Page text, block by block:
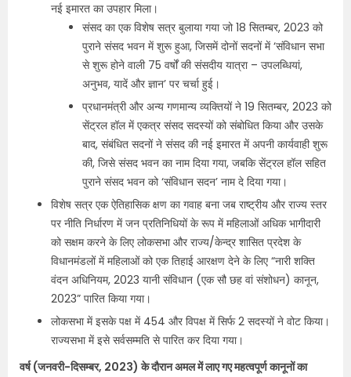
नई इमारत का उपहार मिला।
संसद का एक विशेष सत्र बुलाया गया जो 18 सितम्बर, 2023 को
पुराने संसद भवन में शुरू हुआ, जिसमें दोनों सदनों में ‘संविधान सभा
से शुरू होने वाली 75 वर्षों की संसदीय यात्रा – उपलब्धियां,
अनुभव, यादें और ज्ञान’ पर चर्चा हुई।
प्रधानमंत्री और अन्य गणमान्य व्यक्तियों ने 19 सितम्बर, 2023 को
सेंट्रल हॉल में एकत्र संसद सदस्यों को संबोधित किया और उसके
बाद, संबंधित सदनों ने संसद की नई इमारत में अपनी कार्यवाही शुरू
की, जिसे संसद भवन का नाम दिया गया, जबकि सेंट्रल हॉल सहित
पुराने संसद भवन को ‘संविधान सदन’ नाम दे दिया गया।
विशेष सत्र एक ऐतिहासिक क्षण का गवाह बना जब राष्ट्रीय और राज्य स्तर
पर नीति निर्धारण में जन प्रतिनिधियों के रूप में महिलाओं अधिक भागीदारी
को सक्षम करने के लिए लोकसभा और राज्य/केन्‍द्र शासित प्रदेश के
विधानमंडलों में महिलाओं को एक तिहाई आरक्षण देने के लिए “नारी शक्ति
वंदन अधिनियम, 2023 यानी संविधान (एक सौ छह वां संशोधन) कानून,
2023” पारित किया गया।
लोकसभा में इसके पक्ष में 454 और विपक्ष में सिर्फ 2 सदस्यों ने वोट किया।
राज्यसभा में इसे सर्वसम्मति से पारित कर दिया गया।
वर्ष (जनवरी-दिसम्‍बर, 2023) के दौरान अमल में लाए गए महत्वपूर्ण कानूनों का